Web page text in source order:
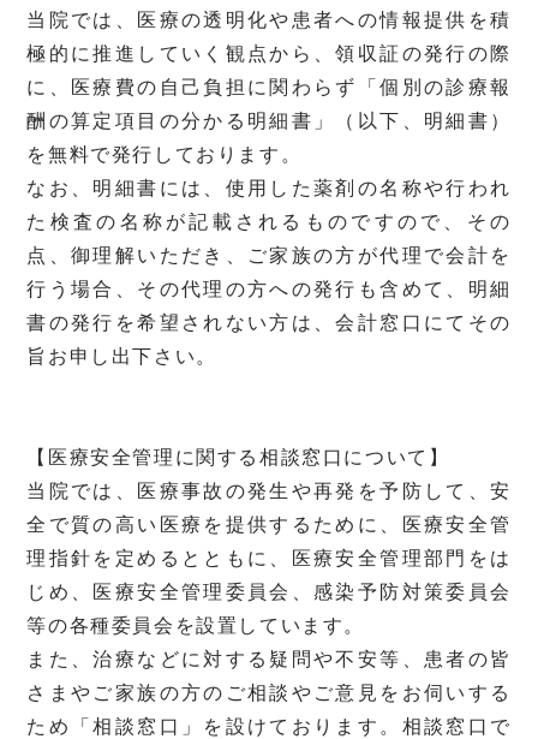
当院では、医療の透明化や患者への情報提供を積
極的に推進していく観点から、領収証の発行の際
に、医療費の自己負担に関わらず「個別の診療報
酬の算定項目の分かる明細書」（以下、明細書）
を無料で発行しております。
なお、明細書には、使用した薬剤の名称や行われ
た検査の名称が記載されるものですので、その
点、御理解いただき、ご家族の方が代理で会計を
行う場合、その代理の方への発行も含めて、明細
書の発行を希望されない方は、会計窓口にてその
旨お申し出下さい。
【医療安全管理に関する相談窓口について】
当院では、医療事故の発生や再発を予防して、安
全で質の高い医療を提供するために、医療安全管
理指針を定めるとともに、医療安全管理部門をは
じめ、医療安全管理委員会、感染予防対策委員会
等の各種委員会を設置しています。
また、治療などに対する疑問や不安等、患者の皆
さまやご家族の方のご相談やご意見をお伺いする
ため「相談窓口」を設けております。相談窓口で